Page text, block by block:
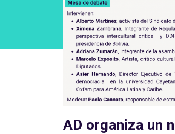
AD organiza un